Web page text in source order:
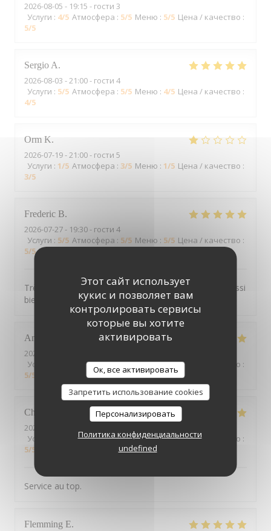
Этот сайт использует
кукис и позволяет вам
контролировать сервисы
которые вы хотите
активировать
Ок, все активировать
Запретить использование cookies
Персонализировать
Политика конфиденциальности
undefined
2026-08-05 - 19:15 - гости 3
Услуги : 4/5 Атмосфера : 5/5 Меню : 5/5 Цена / качество :
5/5
Sergio A
2026-08-03 - 21:00 - гости 4
Услуги : 5/5 Атмосфера : 5/5 Меню : 4/5 Цена / качество :
4/5
Orm K
2026-07-19- 21:00 - гости 5
Услуги : 1/5 Атмосфера : 3/5 Меню : 1/5 Цена / качество :
3/5
Frederic B
2026-07-27- 19:30 - гости 4
Услуги : 5/5 Атмосфера : 5/5 Меню : 5/5 Цена / качество :
5/5
Très bon service, très bonne nourriture et toujours aussi
bien reçu!
Ann
2026-07-25
Услуги
Атмосфера:5/5 Меню:4/5 Цена / качество :
5/5
Christophe
2026-07-25
Услуги
Атмосфера:5/5 Меню:5/5 Цена / качество :
5/5
Service au top.
Flemming E